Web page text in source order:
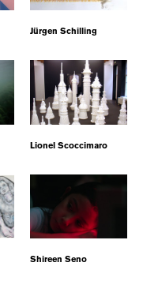
Jürgen Schilling
Lionel Scoccimaro
Shireen Seno